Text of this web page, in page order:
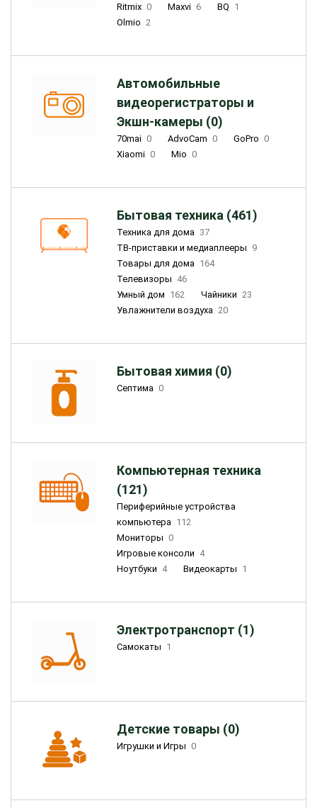
Ritmix 0 Maxvi 6 BQ 1
Olmio 2
Автомобильные
видеорегистраторы и
Экшн-камеры (0)
70mai 0 AdvoCam 0 GoPro 0
Xiaomi 0 Mio 0
Бытовая техника (461)
Техника для дома 37
ТВ-приставки и медиаплееры 9
Товары для дома 164
Телевизоры 46
Умный дом 162 Чайники 23
Увлажнители воздуха 20
Бытовая химия (0)
Септима 0
Компьютерная техника
(121)
Периферийные устройства
компьютера 112
Мониторы 0
Игровые консоли 4
Ноутбуки 4 Видеокарты 1
Электротранспорт (1)
Самокаты 1
Детские товары (0)
Игрушки и Игры 0